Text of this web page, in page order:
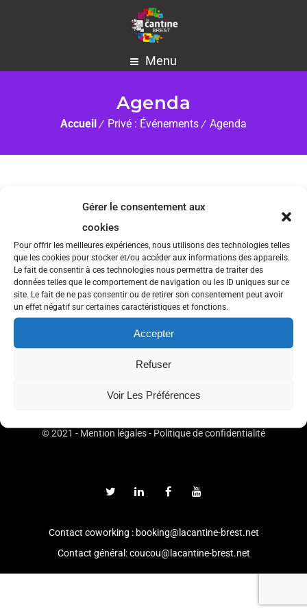
Gérer le consentement aux
cookies
Pour offrir les meilleures expériences, nous utilisons des technologies telles
que les cookies pour stocker et/ou accéder aux informations des appareils.
Le fait de consentir à ces technologies nous permettra de traiter des
données telles que le comportement de navigation ou les ID uniques sur ce
site. Le fait de ne pas consentir ou de retirer son consentement peut avoir
un effet négatif sur certaines caractéristiques et fonctions.
Accepter
Refuser
Voir Les Préférences
Menu
Agenda
Accueil Privé : Événements Agenda
L'AGENDA DE LA CANTINE
Plusieurs types d’événements, ouverts à tous
les publics, ont lieu à la Cantine
© 2021 - Mention légales- Politique de confidentialité
Contact coworking : booking@lacantine-brest.net
Contact général: coucou@lacantine-brest.net